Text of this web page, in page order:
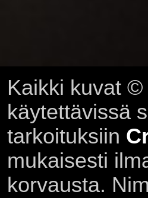
Kaikki kuvat
käytettävissä
tarkoituksiin
mukaisesti
korvausta.